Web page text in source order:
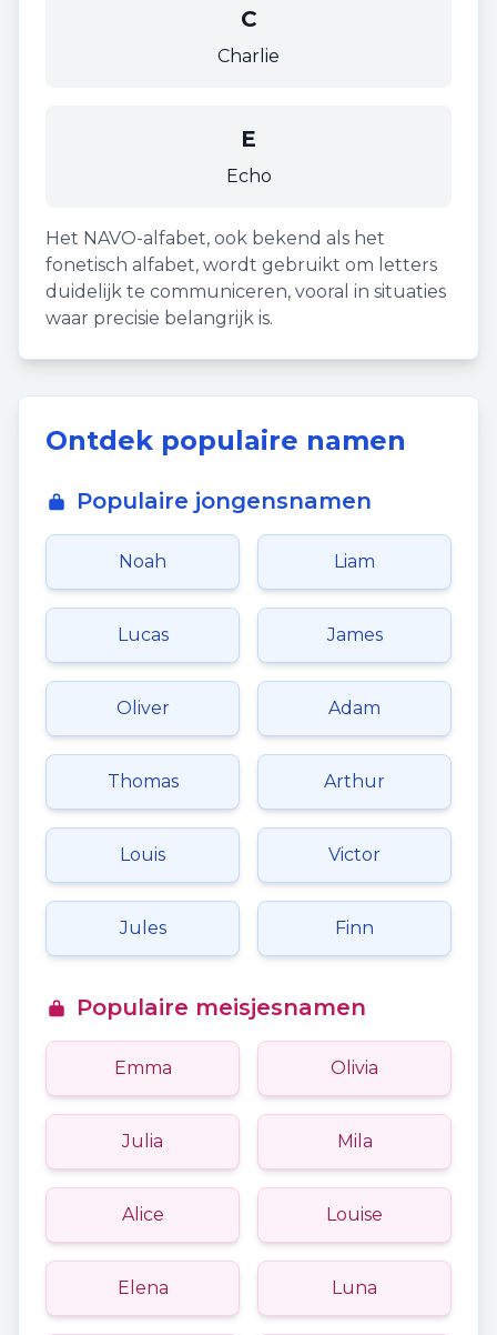
C
Charlie
E
Echo
Het NAVO-alfabet, ook bekend als het
fonetisch alfabet, wordt gebruikt om letters
duidelijk te communiceren, vooral in situaties
waar precisie belangrijk is.
Ontdek populaire namen
Populaire jongensnamen
Noah Liam
Lucas James
Oliver Adam
Thomas Arthur
Louis Victor
Jules Finn
Populaire meisjesnamen
Emma Olivia
Julia Mila
Alice Louise
Elena Luna